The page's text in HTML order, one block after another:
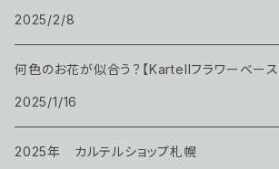
2025/2/8
何色のお花が似合う？【Kartellフラワーベース
2025/1/16
2025年 カルテルショップ札幌